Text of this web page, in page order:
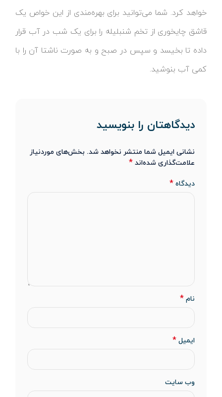
خواهد کرد. شما می‌توانید برای بهره‌مندی از این خواص یک
قاشق چایخوری از تخم شنبلیله را برای یک شب در آب قرار
داده تا بخیسد و سپس در صبح و به صورت ناشتا آن را با
کمی آب بنوشید.
دیدگاهتان را بنویسید
نشانی ایمیل شما منتشر نخواهد شد. بخش‌های موردنیاز
علامت‌گذاری شده‌اند *
دیدگاه *
نام *
ایمیل *
وب‌ سایت